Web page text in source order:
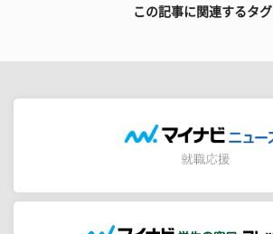
この記事に関連するタグ